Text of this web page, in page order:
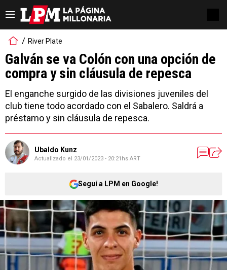
River Plate
Galván se va Colón con una opción de
compra y sin cláusula de repesca
El enganche surgido de las divisiones juveniles del
club tiene todo acordado con el Sabalero. Saldrá a
préstamo y sin cláusula de repesca.
Ubaldo Kunz
Actualizado el 23/01/2023 - 20:21hs ART
Seguí a LPM en Google!